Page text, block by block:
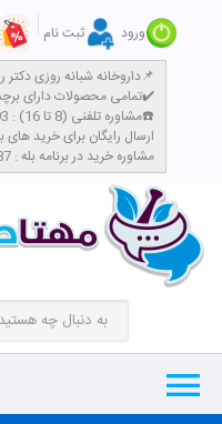
ورود ثبت نام
داروخانه شبانه روزی دکتر رویا میرنظامی📌
تمامی محصولات دارای برچسب اصالت کالا و سیب سلامت میباشند✔️
مشاوره تلفنی (8 تا 16) : 02165389693☎️
​ارسال رایگان برای خرید های بالای 4 میلیون تومان با
مشاوره خرید در برنامه بله : 09302007587